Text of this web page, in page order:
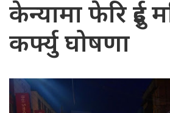
केन्यामा फेरि दुई
कर्फ्यु घोषणा